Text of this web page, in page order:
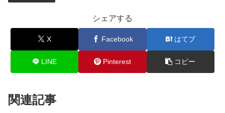
シェアする
X Facebook はてブ
LINE Pinterest コピー
関連記事